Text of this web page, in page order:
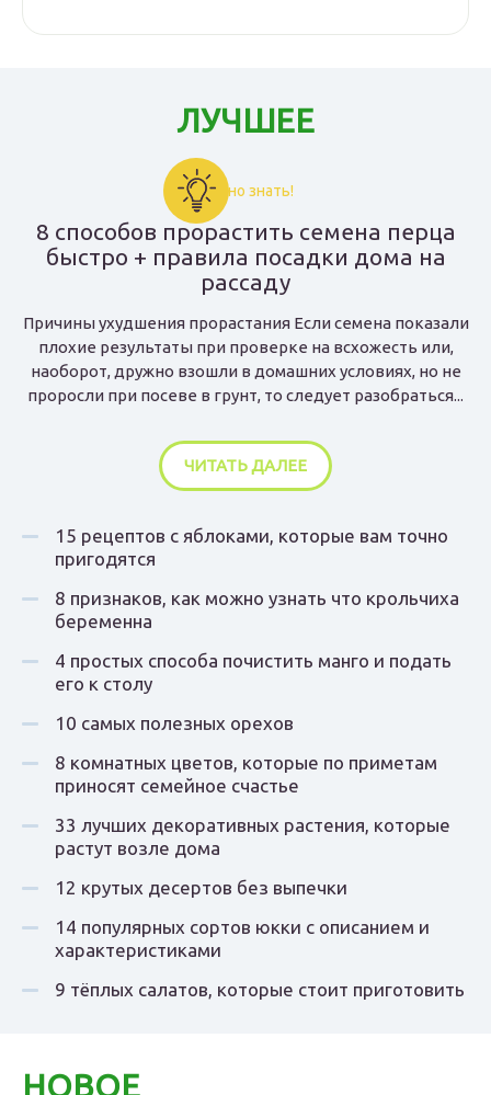
ЛУЧШЕЕ
Важно знать!
8 способов прорастить семена перца
быстро + правила посадки дома на
рассаду
Причины ухудшения прорастания Если семена показали
плохие результаты при проверке на всхожесть или,
наоборот, дружно взошли в домашних условиях, но не
проросли при посеве в грунт, то следует разобраться...
ЧИТАТЬ ДАЛЕЕ
15 рецептов с яблоками, которые вам точно
пригодятся
8 признаков, как можно узнать что крольчиха
беременна
4 простых способа почистить манго и подать
его к столу
10 самых полезных орехов
8 комнатных цветов, которые по приметам
приносят семейное счастье
33 лучших декоративных растения, которые
растут возле дома
12 крутых десертов без выпечки
14 популярных сортов юкки с описанием и
характеристиками
9 тёплых салатов, которые стоит приготовить
НОВОЕ